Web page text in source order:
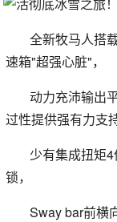
全新牧马人搭
速箱"超强心脏"，
动力充沛输出
过性提供强有力支
少有集成扭矩
锁，
Sway bar前横